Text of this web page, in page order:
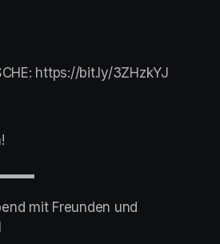
https://bit.ly/3ZHzkYJ
mit Freunden und